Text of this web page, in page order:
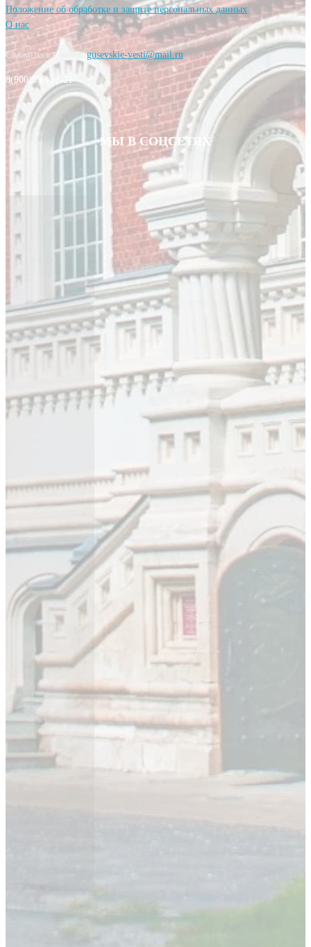
Положение об обработке и защите персональных данных
О нас
Свяжитесь с нами:gusevskie-vesti@mail.ru
8(900)590-21-21
МЫ В СОЦСЕТЯХ